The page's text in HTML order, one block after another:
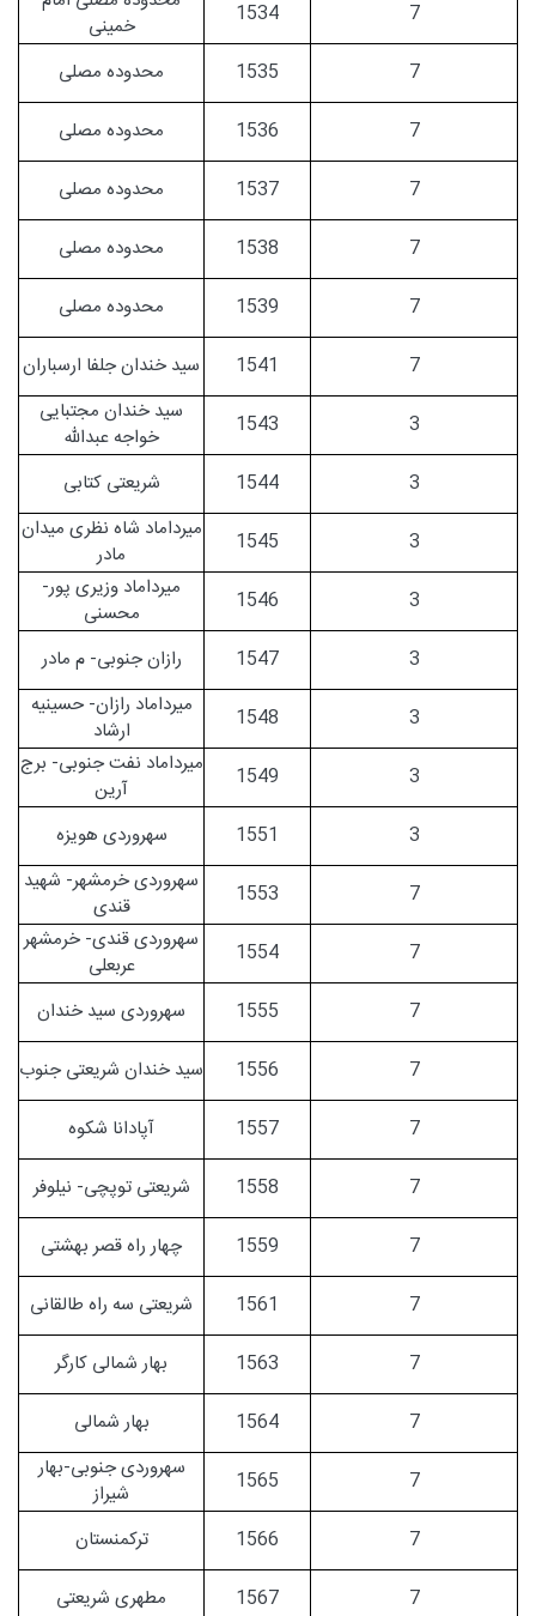
7
1534
خمینی
7
1535
محدوده مصلی
7
1536
محدوده مصلی
7
1537
محدوده مصلی
7
1538
محدوده مصلی
7
1539
محدوده مصلی
7
1541
سید خندان جلفا ارسباران
3
1543
سید خندان مجتبایی
خواجه عبدالله
3
1544
شریعتی کتابی
3
1545
میرداماد شاه نظری میدان
مادر
3
1546
میرداماد وزیری پور-
محسنی
3
1547
رازان جنوبی- م مادر
3
1548
میرداماد رازان- حسینیه
ارشاد
3
1549
میرداماد نفت جنوبی- برج
آرین
3
1551
سهروردی هویزه
7
1553
سهروردی خرمشهر- شهید
قندی
7
1554
سهروردی قندی- خرمشهر
عربعلی
7
1555
سهروردی سید خندان
7
1556
سید خندان شریعتی جنوب
7
1557
آپادانا شکوه
7
1558
شریعتی توپچی- نیلوفر
7
1559
چهار راه قصر بهشتی
7
1561
شریعتی سه راه طالقانی
7
1563
بهار شمالی کارگر
7
1564
بهار شمالی
7
1565
سهروردی جنوبی-بهار
شیراز
7
1566
ترکمنستان
7
1567
مطهری شریعتی